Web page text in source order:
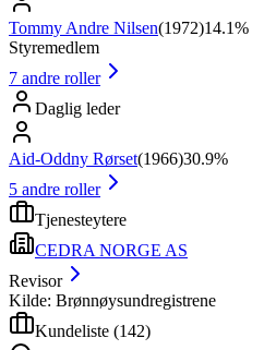
Tommy Andre Nilsen(1972)14.1%
Styremedlem
7 andre roller
Daglig leder
Aid-Oddny Rørset(1966)30.9%
5 andre roller
Tjenesteytere
CEDRA NORGE AS
Revisor
Kilde: Brønnøysundregistrene
Kundeliste (142)